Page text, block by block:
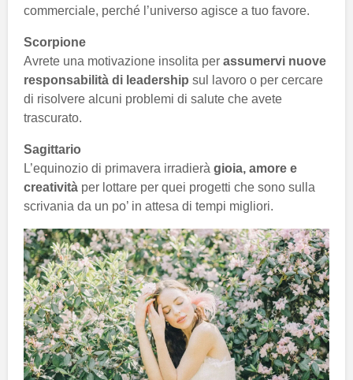
commerciale, perché l’universo agisce a tuo favore.
Scorpione
Avrete una motivazione insolita per assumervi nuove
responsabilità di leadership sul lavoro o per cercare
di risolvere alcuni problemi di salute che avete
trascurato.
Sagittario
L’equinozio di primavera irradierà gioia, amore e
creatività per lottare per quei progetti che sono sulla
scrivania da un po’ in attesa di tempi migliori.